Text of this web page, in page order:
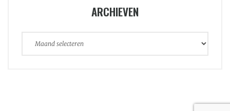
ARCHIEVEN
Archieven